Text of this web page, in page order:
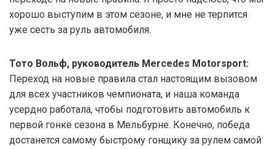
хорошо выступим в этом сезоне, и мне не терпится
уже сесть за руль автомобиля.
Тото Вольф, руководитель Mercedes Motorsport:
Переход на новые правила стал настоящим вызовом
для всех участников чемпионата, и наша команда
усердно работала, чтобы подготовить автомобиль к
первой гонке сезона в Мельбурне. Конечно, победа
достанется самому быстрому гонщику за рулем самой